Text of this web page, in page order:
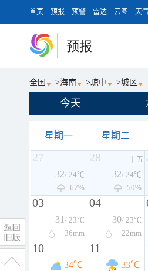
首页 预报 预警 雷达 云图 天
预报
全国 >海南 >琼中 >城区
今天
星期一 星期二
27
32/ 24℃
67%
28 十五
32/ 24℃
50%
03
31 / 23℃
36mm
04
30/ 23℃
22mm
10
34℃
11
33℃